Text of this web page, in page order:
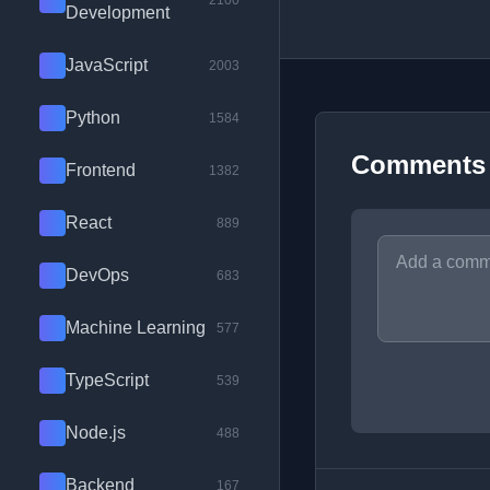
Development
JavaScript 2003
Python 1584
Frontend 1382
React 889
DevOps 683
Machine Learning 577
TypeScript 539
Node.js 488
Backend 167
Comments